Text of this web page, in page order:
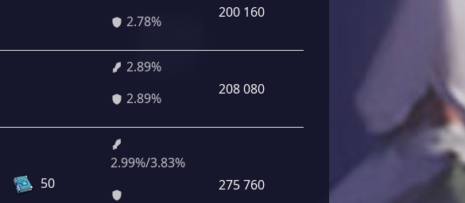
2.78%
200 160
2.89%
2.89%
208 080
50
2.99%/3.83%
275 760